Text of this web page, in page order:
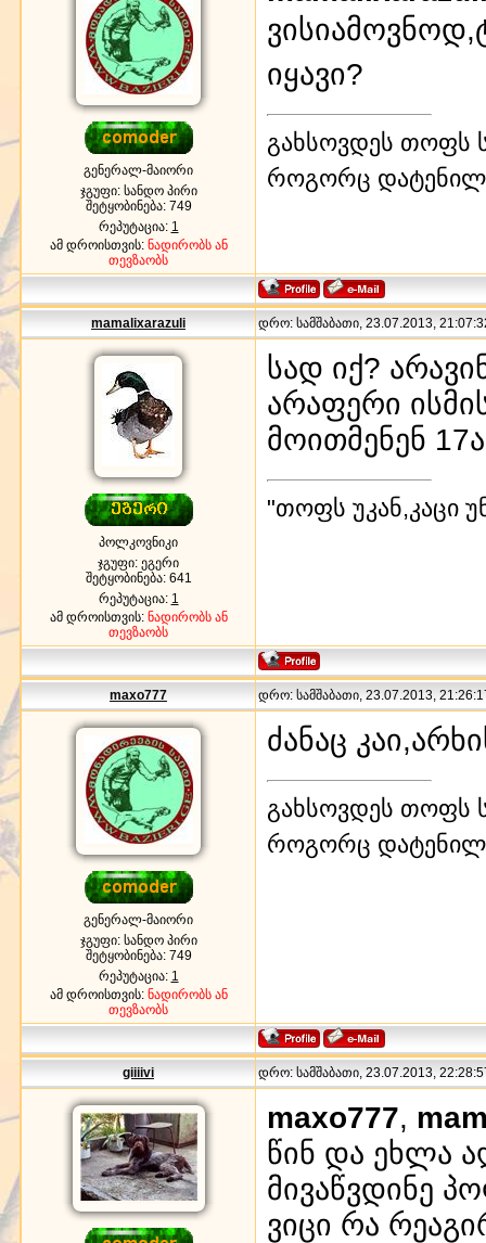
გენერალ-მაიორი
ჯგუფი: სანდო პირი
შეტყობინება: 749
რეპუტაცია: 1
ამ დროისთვის: ნადირობს ან
თევზაობს
იყავი?
გახსოვდეს თოფს
როგორც
mamalixarazuli დრო: სამშაბათი, 23.07.2013,
პოლკოვნიკი
ჯგუფი: ეგერი
შეტყობინება: 641
რეპუტაცია: 1
ამ დროისთვის: ნადირობს ან
თევზაობს
სად იქ?
არაფერი
მოითმენენ
"თოფს უკან,კაცი
maxo777 დრო: სამშაბათი, 23.07.2013,
გენერალ-მაიორი
ჯგუფი: სანდო პირი
შეტყობინება: 749
რეპუტაცია: 1
ამ დროისთვის: ნადირობს ან
თევზაობს
ძანაც
გახსოვდეს თოფს
როგორც
giiiivi დრო: სამშაბათი, 23.07.2013,
maxo777,
წინ და ეხლა
მივაწვდინე
ვიცი რა